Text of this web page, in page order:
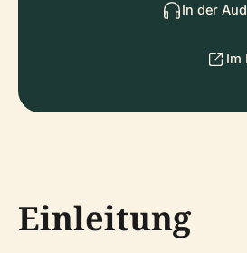
In der
Im
Einleitung